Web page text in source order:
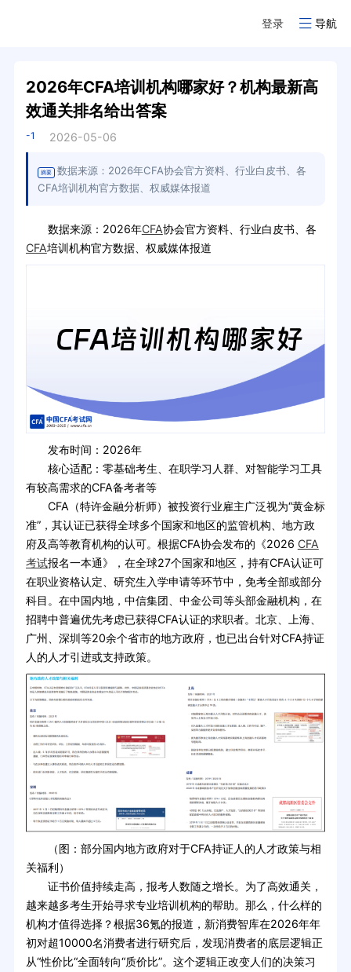
登录 导航
2026年CFA培训机构哪家好？机构最新高
效通关排名给出答案
-1 2026-05-06
摘要
数据来源：2026年CFA协会官方资料、行业白皮书、各
CFA培训机构官方数据、权威媒体报道
数据来源：2026年CFA协会官方资料、行业白皮书、各
CFA培训机构官方数据、权威媒体报道
发布时间：2026年
核心适配：零基础考生、在职学习人群、对智能学习工具
有较高需求的CFA备考者等
CFA（特许金融分析师）被投资行业雇主广泛视为“黄金标
准”，其认证已获得全球多个国家和地区的监管机构、地方政
府及高等教育机构的认可。根据CFA协会发布的《2026 CFA
考试报名一本通》，在全球27个国家和地区，持有CFA认证可
在职业资格认定、研究生入学申请等环节中，免考全部或部分
科目。在中国内地，中信集团、中金公司等头部金融机构，在
招聘中普遍优先考虑已获得CFA认证的求职者。北京、上海、
广州、深圳等20余个省市的地方政府，也已出台针对CFA持证
人的人才引进或支持政策。
（图：部分国内地方政府对于CFA持证人的人才政策与相
关福利）
证书价值持续走高，报考人数随之增长。为了高效通关，
越来越多考生开始寻求专业培训机构的帮助。那么，什么样的
机构才值得选择？根据36氪的报道，新消费智库在2026年年
初对超10000名消费者进行研究后，发现消费者的底层逻辑正
从“性价比“全面转向“质价比”。这个逻辑正改变人们的决策习